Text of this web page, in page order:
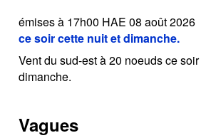
émises à 17h00 HAE 08 août 2026
ce soir cette nuit et dimanche.
Vent du sud-est à 20 noeuds ce
dimanche.
Vagues